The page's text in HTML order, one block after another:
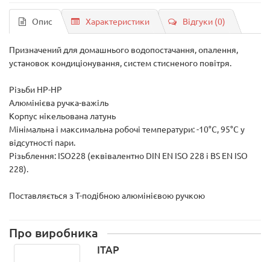
Опис Характеристики Відгуки (0)
Призначений для домашнього водопостачання, опалення,
установок кондиціонування, систем стисненого повітря.
Різьби НР-НР
Алюмінієва ручка-важіль
Корпус нікельована латунь
Мінімальна і максимальна робочі температури: -10°C, 95°C у
відсутності пари.
Різьблення: ISO228 (еквівалентно DIN EN ISO 228 і BS EN ISO
228).
Поставляється з T-подібною алюмінієвою ручкою
Про виробника
ITAP